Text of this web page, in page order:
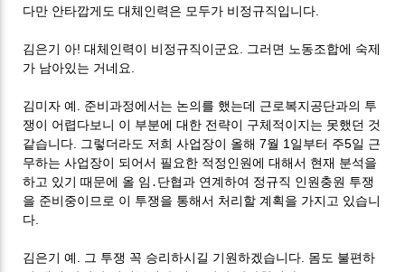
다만 안타깝게도 대체인력은 모두가 비정규직입니다.
김은기 아! 대체인력이 비정규직이군요. 그러면 노동조합에 숙제
가 남아있는 거네요.
김미자 예. 준비과정에서는 논의를 했는데 근로복지공단과의 투
쟁이 어렵다보니 이 부분에 대한 전략이 구체적이지는 못했던 것
같습니다. 그렇더라도 저희 사업장이 올해 7월 1일부터 주5일 근
무하는 사업장이 되어서 필요한 적정인원에 대해서 현재 분석을
하고 있기 때문에 올 임․단협과 연계하여 정규직 인원충원 투쟁
을 준비중이므로 이 투쟁을 통해서 처리할 계획을 가지고 있습니
다.
김은기 예. 그 투쟁 꼭 승리하시길 기원하겠습니다. 몸도 불편하